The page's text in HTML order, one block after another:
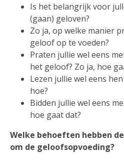
Is het belangrijk voor
(gaan) geloven?
Zo ja, op welke manier
geloof op te voeden?
Praten jullie wel eens
het geloof? Zo ja, hoe
Lezen jullie wel eens
hoe?
Bidden jullie wel eens
hoe gaat dat?
Welke behoeften hebben
om de geloofsopvoeding?